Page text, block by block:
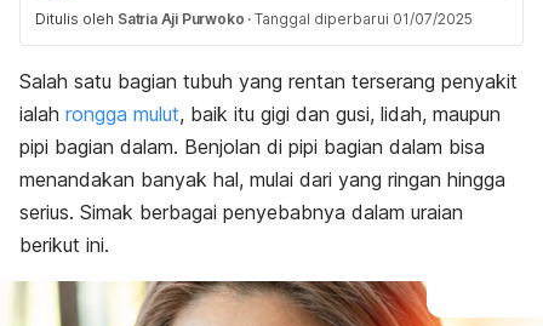
Ditulis oleh Satria Aji Purwoko · Tanggal diperbarui 01/07/2025
Salah satu bagian tubuh yang rentan terserang penyakit
ialah rongga mulut, baik itu gigi dan gusi, lidah, maupun
pipi bagian dalam. Benjolan di pipi bagian dalam bisa
menandakan banyak hal, mulai dari yang ringan hingga
serius. Simak berbagai penyebabnya dalam uraian
berikut ini.